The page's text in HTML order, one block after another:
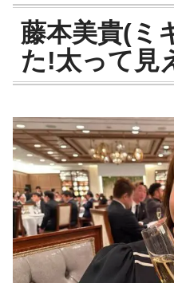
藤本美貴(ミ
た!太って見